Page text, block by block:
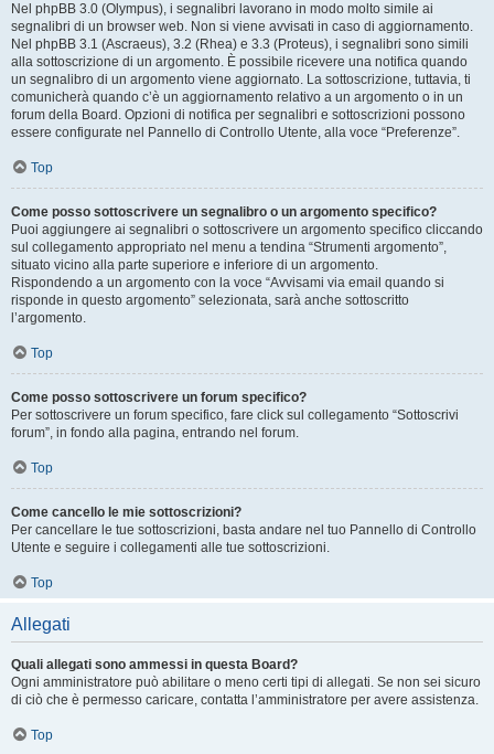
Nel phpBB 3.0 (Olympus), i segnalibri lavorano in modo molto simile ai
segnalibri di un browser web. Non si viene avvisati in caso di aggiornamento.
Nel phpBB 3.1 (Ascraeus), 3.2 (Rhea) e 3.3 (Proteus), i segnalibri sono simili
alla sottoscrizione di un argomento. È possibile ricevere una notifica quando
un segnalibro di un argomento viene aggiornato. La sottoscrizione, tuttavia, ti
comunicherà quando c’è un aggiornamento relativo a un argomento o in un
forum della Board. Opzioni di notifica per segnalibri e sottoscrizioni possono
essere configurate nel Pannello di Controllo Utente, alla voce “Preferenze”.
Top
Come posso sottoscrivere un segnalibro o un argomento specifico?
Puoi aggiungere ai segnalibri o sottoscrivere un argomento specifico cliccando
sul collegamento appropriato nel menu a tendina “Strumenti argomento”,
situato vicino alla parte superiore e inferiore di un argomento.
Rispondendo a un argomento con la voce “Avvisami via email quando si
risponde in questo argomento” selezionata, sarà anche sottoscritto
l’argomento.
Top
Come posso sottoscrivere un forum specifico?
Per sottoscrivere un forum specifico, fare click sul collegamento “Sottoscrivi
forum”, in fondo alla pagina, entrando nel forum.
Top
Come cancello le mie sottoscrizioni?
Per cancellare le tue sottoscrizioni, basta andare nel tuo Pannello di Controllo
Utente e seguire i collegamenti alle tue sottoscrizioni.
Top
Allegati
Quali allegati sono ammessi in questa Board?
Ogni amministratore può abilitare o meno certi tipi di allegati. Se non sei sicuro
di ciò che è permesso caricare, contatta l’amministratore per avere assistenza.
Top